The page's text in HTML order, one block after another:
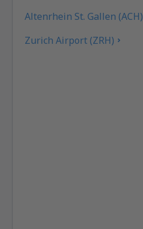
Altenrhein St. Gallen (ACH)
Zurich Airport (ZRH)